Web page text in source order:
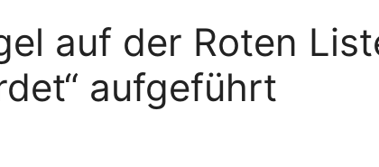
auf der Roten
aufgeführt